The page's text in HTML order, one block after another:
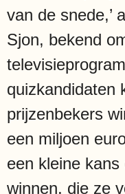
van de snede,’
Sjon, bekend
quizkandidaten
prijzenbekers
een miljoen
een kleine
winnen, die ze